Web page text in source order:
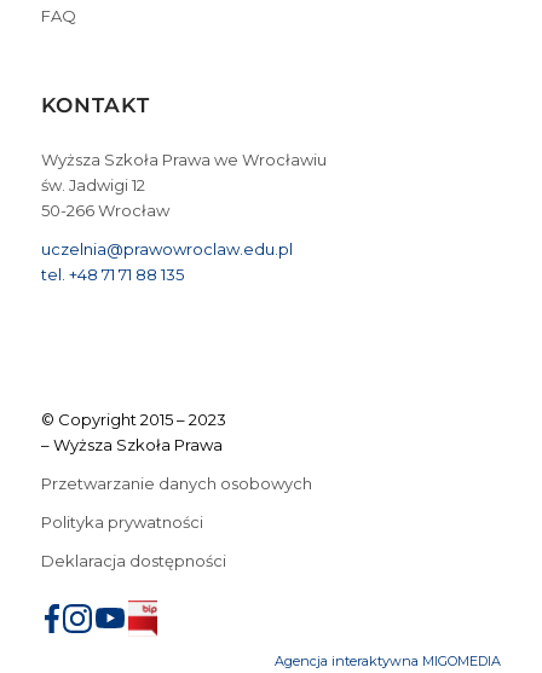
FAQ
KONTAKT
Wyższa Szkoła Prawa we Wrocławiu
św. Jadwigi 12
50-266 Wrocław
uczelnia@prawowroclaw.edu.pl
tel. +48 71 71 88 135
© Copyright 2015 – 2023
– Wyższa Szkoła Prawa
Przetwarzanie danych osobowych
Polityka prywatności
Deklaracja dostępności
Agencja interaktywna MIGOMEDIA